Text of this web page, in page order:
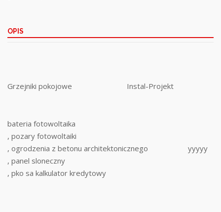
OPIS
Grzejniki pokojowe Instal-Projekt
bateria fotowoltaika
, pozary fotowoltaiki
, ogrodzenia z betonu architektonicznego
, panel sloneczny
, pko sa kalkulator kredytowy
yyyyy